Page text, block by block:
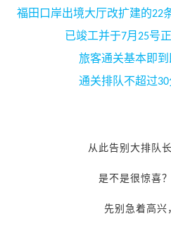
福田口岸出境大厅改扩建的22
已竣工并于7月 25号
旅客通关基本即
通关排队不超过30
从此告别大排队
是不是很惊喜
先别急着高兴